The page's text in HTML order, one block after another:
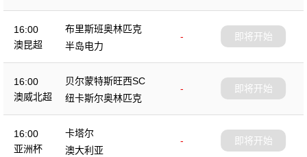
16:00
澳昆超
布里斯班奥林匹克
-
半岛电力
即将开始
16:00
澳威北超
贝尔蒙特斯旺西SC
-
纽卡斯尔奥林匹克
即将开始
16:00
亚洲杯
卡塔尔
-
澳大利亚
即将开始